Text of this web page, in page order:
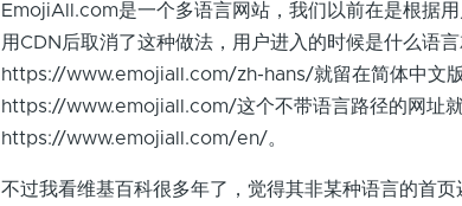
EmojiAll.com是一个多语言网站，我们以前在是根据
用CDN后取消了这种做法，用户进入的时候是什么语
https://www.emojiall.com/zh-hans/就留在简体中文
https://www.emojiall.com/这个不带语言路径的网址
https://www.emojiall.com/en/。
不过我看维基百科很多年了，觉得其非某种语言的首